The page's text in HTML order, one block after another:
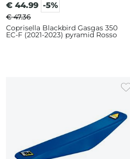
€ 44.99 -5%
€ 47.36
Coprisella Blackbird Gasgas 350
EC-F (2021-2023) pyramid Rosso